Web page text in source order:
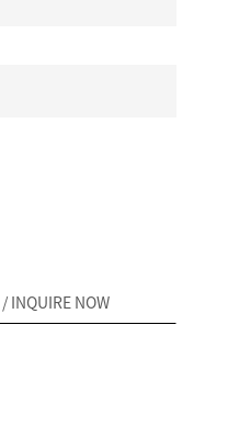
/ INQUIRE NOW